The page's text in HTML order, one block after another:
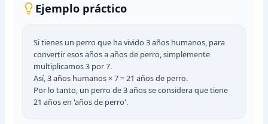
Ejemplo práctico
Si tienes un perro que ha vivido 3 años humanos, para
convertir esos años a años de perro, simplemente
multiplicamos 3 por 7.
Así, 3 años humanos × 7 = 21 años de perro.
Por lo tanto, un perro de 3 años se considera que tiene
21 años en 'años de perro'.